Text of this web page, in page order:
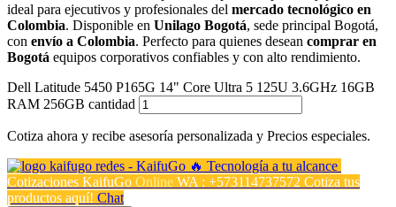
ideal para ejecutivos y profesionales del mercado tecnológico en
Colombia. Disponible en Unilago Bogotá, sede principal Bogotá,
con envío a Colombia. Perfecto para quienes desean comprar en
Bogotá equipos corporativos confiables y con alto rendimiento.
Dell Latitude 5450 P165G 14" Core Ultra 5 125U 3.6GHz 16GB
RAM 256GB cantidad
Cotiza ahora y recibe asesoría personalizada y Precios especiales.
Cotizaciones KaifuGo Online WA : +573114737572 Cotiza tus
productos aquí! Chat